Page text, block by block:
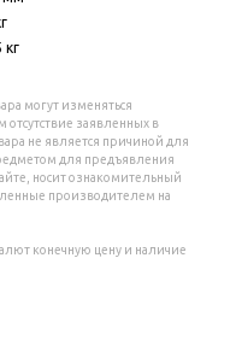
кг
могут изменяться
заявленных в
не является причиной для
для предъявления
носит ознакомительный
производителем на
конечную цену и наличие